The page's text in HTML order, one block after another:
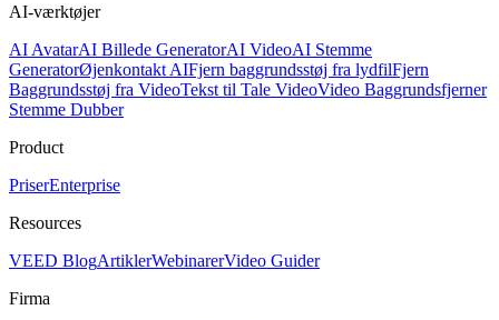
AI-værktøjer
AI AvatarAI Billede GeneratorAI VideoAI Stemme
GeneratorØjenkontakt AIFjern baggrundsstøj fra lydfilFjern
Baggrundsstøj fra VideoTekst til Tale VideoVideo Baggrundsfjerner
Stemme Dubber
Product
PriserEnterprise
Resources
VEED BlogArtiklerWebinarerVideo Guider
Firma